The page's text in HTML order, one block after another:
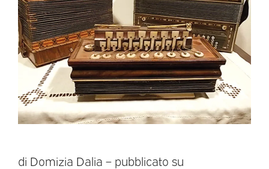
di Domizia Dalia – pubblicato su